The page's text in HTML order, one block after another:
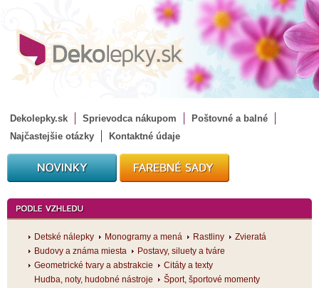
Dekolepky.sk Sprievodca nákupom
Poštovné a balné
Najčastejšie otázky
Kontaktné údaje
Detské nálepky Monogramy a mená Rastliny
Zvieratá
Budovy a známa miesta
Postavy, siluety a tváre
Geometrické tvary a abstrakcie
Citáty a texty
Hudba, noty, hudobné nástroje
Šport, športové momenty